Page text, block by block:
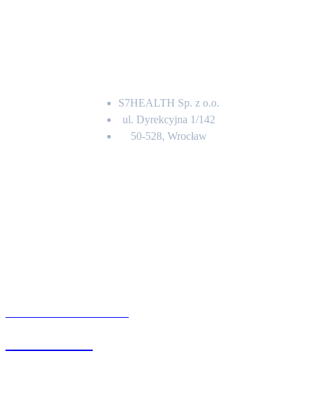
S7HEALTH Sp. z o.o.
ul. Dyrekcyjna 1/142
50-528, Wrocław